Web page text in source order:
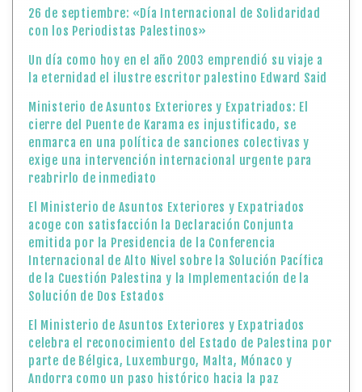
26 de septiembre: «Día Internacional de Solidaridad
con los Periodistas Palestinos»
Un día como hoy en el año 2003 emprendió su viaje a
la eternidad el ilustre escritor palestino Edward Said
Ministerio de Asuntos Exteriores y Expatriados: El
cierre del Puente de Karama es injustificado, se
enmarca en una política de sanciones colectivas y
exige una intervención internacional urgente para
reabrirlo de inmediato
El Ministerio de Asuntos Exteriores y Expatriados
acoge con satisfacción la Declaración Conjunta
emitida por la Presidencia de la Conferencia
Internacional de Alto Nivel sobre la Solución Pacífica
de la Cuestión Palestina y la Implementación de la
Solución de Dos Estados
El Ministerio de Asuntos Exteriores y Expatriados
celebra el reconocimiento del Estado de Palestina por
parte de Bélgica, Luxemburgo, Malta, Mónaco y
Andorra como un paso histórico hacia la paz